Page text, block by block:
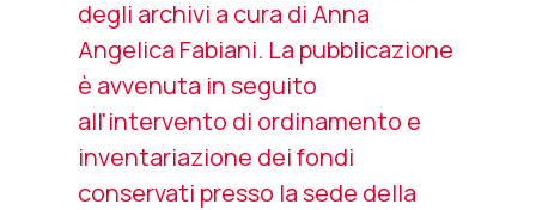
degli archivi a cura di Anna
Angelica Fabiani. La pubblicazione
è avvenuta in seguito
all'intervento di ordinamento e
inventariazione dei fondi
conservati presso la sede della